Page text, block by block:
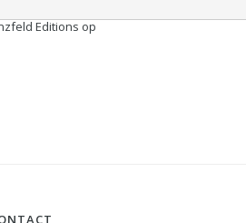
oplagen, waardoor
Editions op